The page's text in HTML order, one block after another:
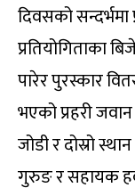
दिवसको सन्दर्भमा
प्रतियोगिताका
पारेर पुरस्कार
भएको प्रहरी
जोडी र दोस्रो
गुरुङ र सहायक